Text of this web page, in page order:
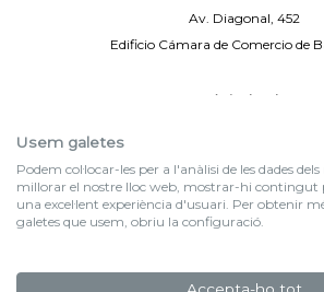
Av. Diagonal, 452
Edificio Cámara de Comercio de
Aviso legal
By 100X100NET
f (NEWSLETTER)
Usem galetes
Podem col·locar-les per a l'anàlisi de les dades
millorar el nostre lloc web, mostrar-hi contingut
una excel·lent experiència d'usuari. Per obtenir
galetes que usem, obriu la configuració.